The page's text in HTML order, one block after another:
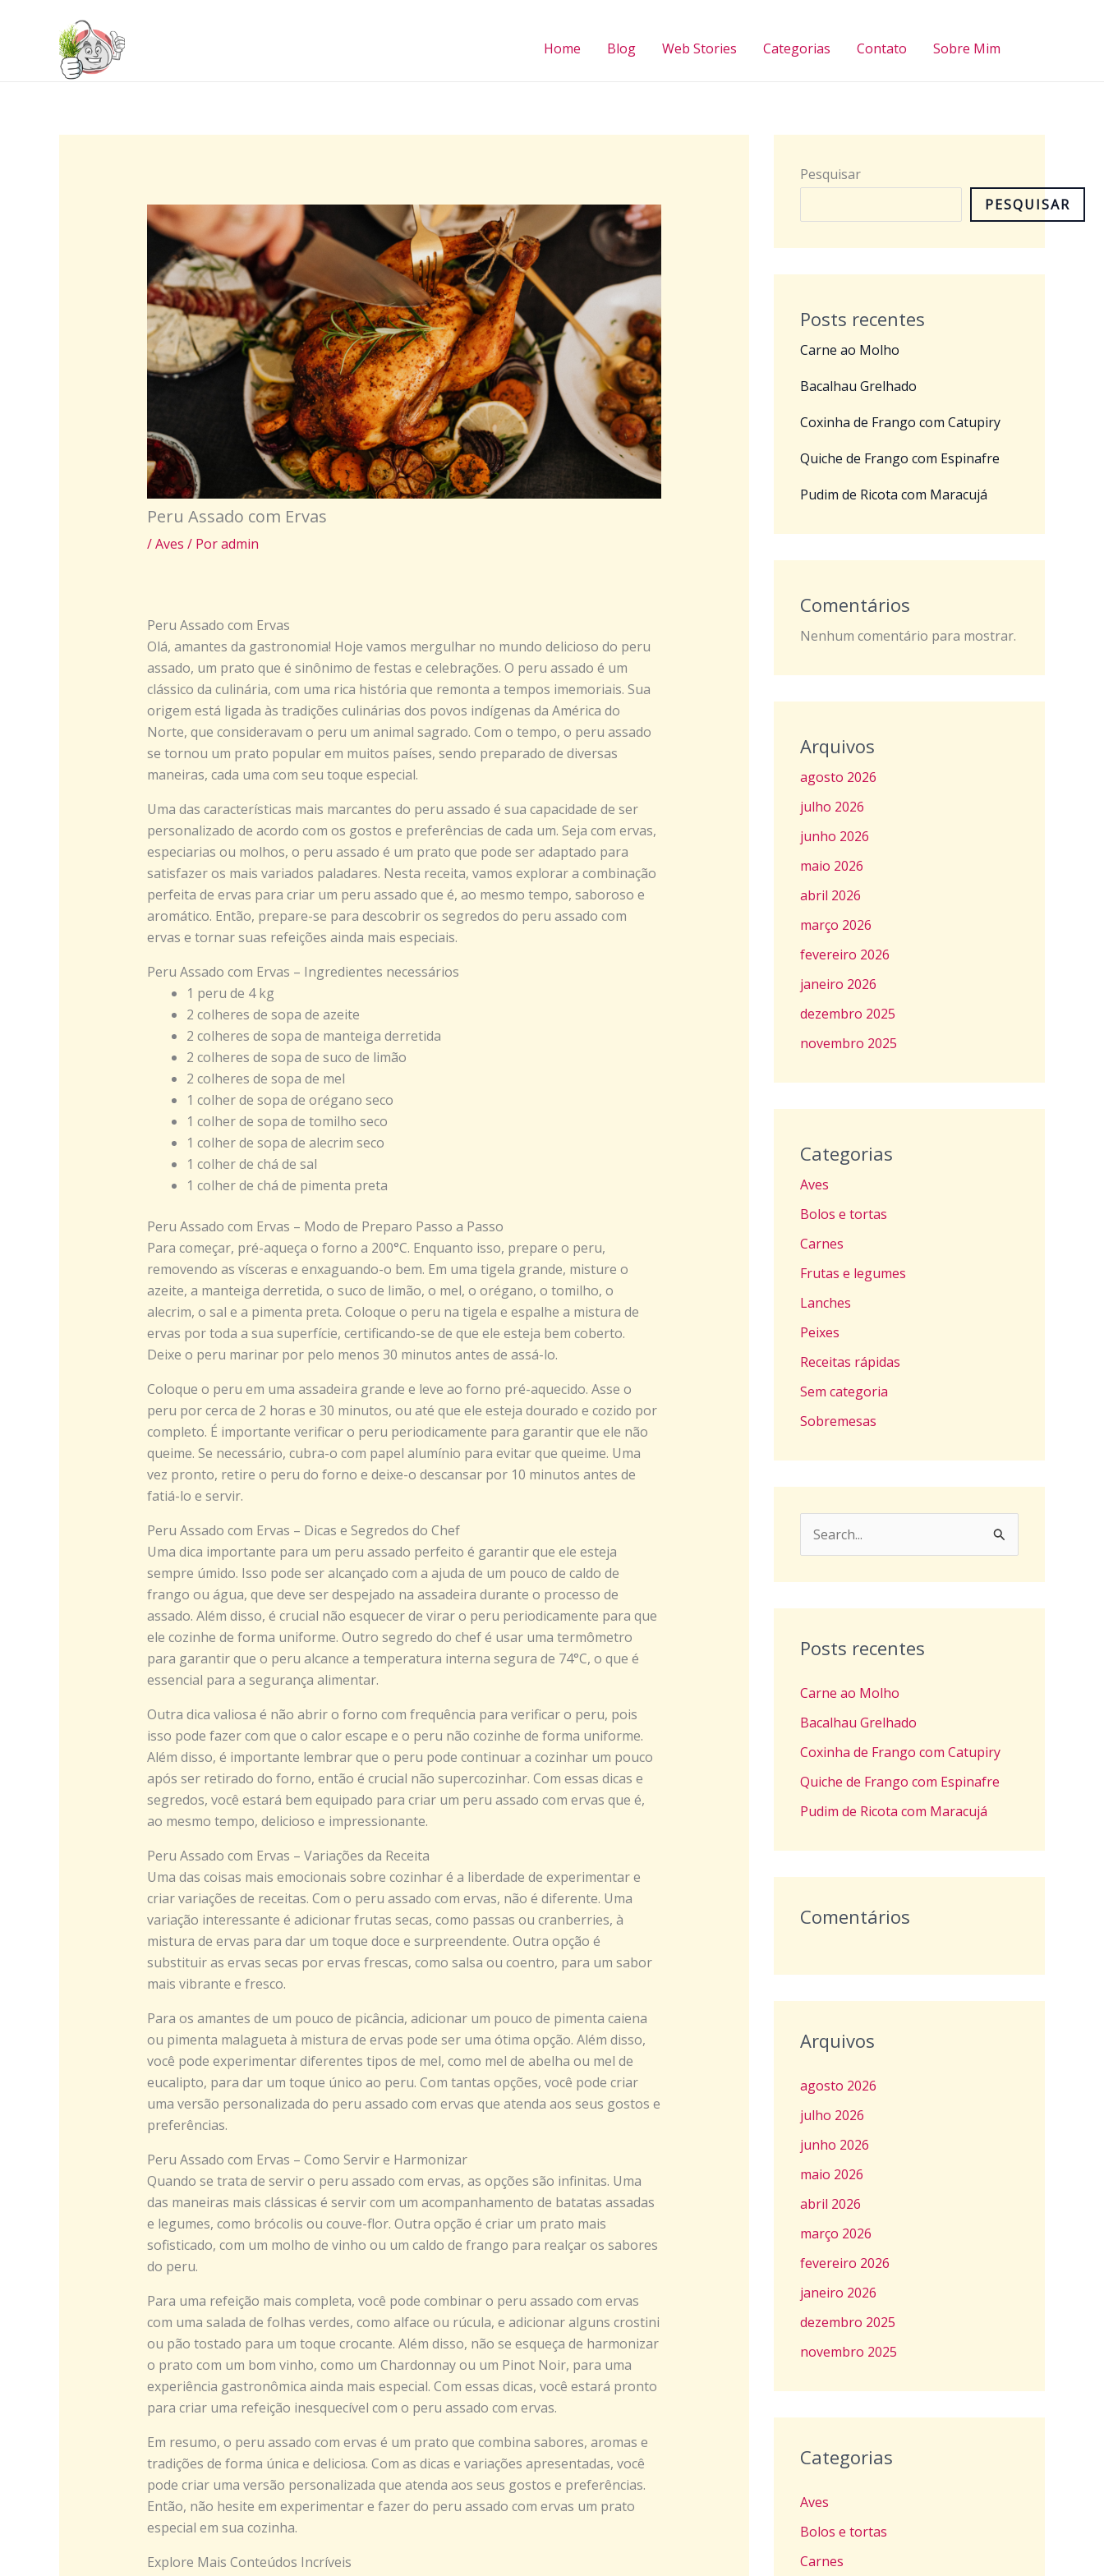
Home Blog Web Stories Categorias Contato Sobre Mim
Peru Assado com Ervas
/Aves / Poradmin
Peru Assado com Ervas
Olá, amantes da gastronomia! Hoje vamos mergulhar no mundo delicioso do peru
assado, um prato que é sinônimo de festas e celebrações. O peru assado é um
clássico da culinária, com uma rica história que remonta a tempos imemoriais. Sua
origem está ligada às tradições culinárias dos povos indígenas da América do
Norte, que consideravam o peru um animal sagrado. Com o tempo, o peru assado
se tornou um prato popular em muitos países, sendo preparado de diversas
maneiras, cada uma com seu toque especial.
Uma das características mais marcantes do peru assado é sua capacidade de ser
personalizado de acordo com os gostos e preferências de cada um. Seja com ervas,
especiarias ou molhos, o peru assado é um prato que pode ser adaptado para
satisfazer os mais variados paladares. Nesta receita, vamos explorar a combinação
perfeita de ervas para criar um peru assado que é, ao mesmo tempo, saboroso e
aromático. Então, prepare-se para descobrir os segredos do peru assado com
ervas e tornar suas refeições ainda mais especiais.
Peru Assado com Ervas – Ingredientes necessários
1 peru de 4 kg
2 colheres de sopa de azeite
2 colheres de sopa de manteiga derretida
2 colheres de sopa de suco de limão
2 colheres de sopa de mel
1 colher de sopa de orégano seco
1 colher de sopa de tomilho seco
1 colher de sopa de alecrim seco
1 colher de chá de sal
1 colher de chá de pimenta preta
Peru Assado com Ervas – Modo de Preparo Passo a Passo
Para começar, pré-aqueça o forno a 200°C. Enquanto isso, prepare o peru,
removendo as vísceras e enxaguando-o bem. Em uma tigela grande, misture o
azeite, a manteiga derretida, o suco de limão, o mel, o orégano, o tomilho, o
alecrim, o sal e a pimenta preta. Coloque o peru na tigela e espalhe a mistura de
ervas por toda a sua superfície, certificando-se de que ele esteja bem coberto.
Deixe o peru marinar por pelo menos 30 minutos antes de assá-lo.
Coloque o peru em uma assadeira grande e leve ao forno pré-aquecido. Asse o
peru por cerca de 2 horas e 30 minutos, ou até que ele esteja dourado e cozido por
completo. É importante verificar o peru periodicamente para garantir que ele não
queime. Se necessário, cubra-o com papel alumínio para evitar que queime. Uma
vez pronto, retire o peru do forno e deixe-o descansar por 10 minutos antes de
fatiá-lo e servir.
Peru Assado com Ervas – Dicas e Segredos do Chef
Uma dica importante para um peru assado perfeito é garantir que ele esteja
sempre úmido. Isso pode ser alcançado com a ajuda de um pouco de caldo de
frango ou água, que deve ser despejado na assadeira durante o processo de
assado. Além disso, é crucial não esquecer de virar o peru periodicamente para que
ele cozinhe de forma uniforme. Outro segredo do chef é usar uma termômetro
para garantir que o peru alcance a temperatura interna segura de 74°C, o que é
essencial para a segurança alimentar.
Outra dica valiosa é não abrir o forno com frequência para verificar o peru, pois
isso pode fazer com que o calor escape e o peru não cozinhe de forma uniforme.
Além disso, é importante lembrar que o peru pode continuar a cozinhar um pouco
após ser retirado do forno, então é crucial não supercozinhar. Com essas dicas e
segredos, você estará bem equipado para criar um peru assado com ervas que é,
ao mesmo tempo, delicioso e impressionante.
Peru Assado com Ervas – Variações da Receita
Uma das coisas mais emocionais sobre cozinhar é a liberdade de experimentar e
criar variações de receitas. Com o peru assado com ervas, não é diferente. Uma
variação interessante é adicionar frutas secas, como passas ou cranberries, à
mistura de ervas para dar um toque doce e surpreendente. Outra opção é
substituir as ervas secas por ervas frescas, como salsa ou coentro, para um sabor
mais vibrante e fresco.
Para os amantes de um pouco de picância, adicionar um pouco de pimenta caiena
ou pimenta malagueta à mistura de ervas pode ser uma ótima opção. Além disso,
você pode experimentar diferentes tipos de mel, como mel de abelha ou mel de
eucalipto, para dar um toque único ao peru. Com tantas opções, você pode criar
uma versão personalizada do peru assado com ervas que atenda aos seus gostos e
preferências.
Peru Assado com Ervas – Como Servir e Harmonizar
Quando se trata de servir o peru assado com ervas, as opções são infinitas. Uma
das maneiras mais clássicas é servir com um acompanhamento de batatas assadas
e legumes, como brócolis ou couve-flor. Outra opção é criar um prato mais
sofisticado, com um molho de vinho ou um caldo de frango para realçar os sabores
do peru.
Para uma refeição mais completa, você pode combinar o peru assado com ervas
com uma salada de folhas verdes, como alface ou rúcula, e adicionar alguns crostini
ou pão tostado para um toque crocante. Além disso, não se esqueça de harmonizar
o prato com um bom vinho, como um Chardonnay ou um Pinot Noir, para uma
experiência gastronômica ainda mais especial. Com essas dicas, você estará pronto
para criar uma refeição inesquecível com o peru assado com ervas.
Em resumo, o peru assado com ervas é um prato que combina sabores, aromas e
tradições de forma única e deliciosa. Com as dicas e variações apresentadas, você
pode criar uma versão personalizada que atenda aos seus gostos e preferências.
Então, não hesite em experimentar e fazer do peru assado com ervas um prato
especial em sua cozinha.
Explore Mais Conteúdos Incríveis
Pesquisar
PESQUISAR
Posts recentes
Carne ao Molho
Bacalhau Grelhado
Coxinha de Frango com Catupiry
Quiche de Frango com Espinafre
Pudim de Ricota com Maracujá
Comentários
Nenhum comentário para mostrar.
Arquivos
agosto 2026
julho 2026
junho 2026
maio 2026
abril 2026
março 2026
fevereiro 2026
janeiro 2026
dezembro 2025
novembro 2025
Categorias
Aves
Bolos e tortas
Carnes
Frutas e legumes
Lanches
Peixes
Receitas rápidas
Sem categoria
Sobremesas
u
s
a
r
p
:
Posts recentes
Carne ao Molho
Bacalhau Grelhado
Coxinha de Frango com Catupiry
Quiche de Frango com Espinafre
Pudim de Ricota com Maracujá
Comentários
Arquivos
agosto 2026
julho 2026
junho 2026
maio 2026
abril 2026
março 2026
fevereiro 2026
janeiro 2026
dezembro 2025
novembro 2025
Categorias
Aves
Bolos e tortas
Carnes